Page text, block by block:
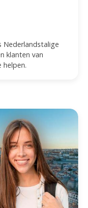
Nederlandstalige
klanten van
helpen.